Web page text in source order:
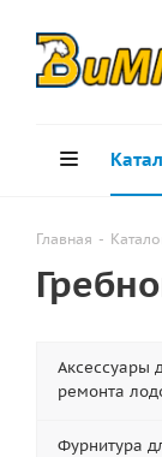
Главная -
Аксессуары
ремонта
Фурнитура